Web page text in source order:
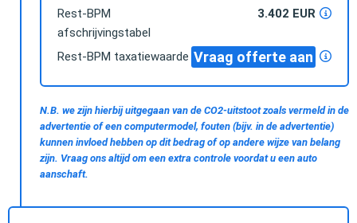
Rest-BPM
afschrijvingstabel
3.402 EUR
Rest-BPM taxatiewaarde Vraag offerte aan
N.B. we zijn hierbij uitgegaan van de CO2-uitstoot zoals vermeld in de
advertentie of een computermodel, fouten (bijv. in de advertentie)
kunnen invloed hebben op dit bedrag of op andere wijze van belang
zijn. Vraag ons altijd om een extra controle voordat u een auto
aanschaft.